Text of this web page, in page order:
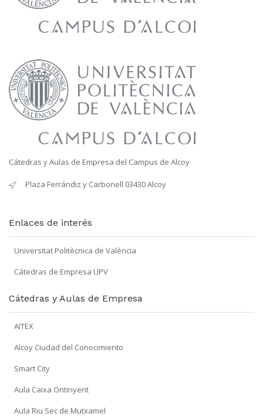
Cátedras y Aulas de Empresa del Campus de Alcoy
Plaza Ferrándiz y Carbonell 03430 Alcoy
Enlaces de interés
Universitat Politècnica de València
Cátedras de Empresa UPV
Cátedras y Aulas de Empresa
AITEX
Alcoy Ciudad del Conocimiento
Smart City
Aula Caixa Ontinyent
Aula Riu Sec de Mutxamel